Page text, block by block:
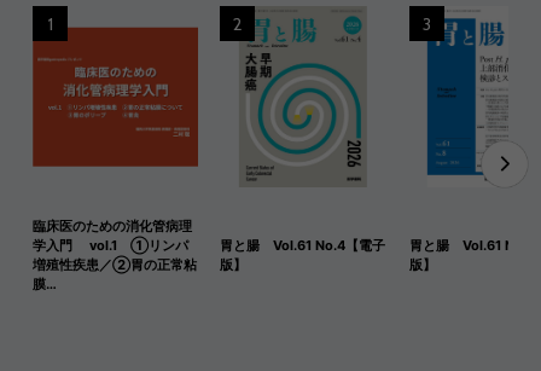
臨床医のための消化管病理
学入門 vol.1 ①リンパ
増殖性疾患／②胃の正常粘
膜…
1
胃と腸 Vol.61 No.4【電子
版】
2
胃と腸 Vol.61 No.8
版】
3